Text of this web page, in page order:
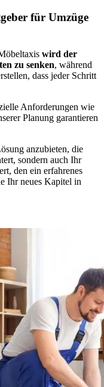
für Umzüge
wird der
zu senken, während
dass jeder Schritt
Anforderungen wie
Planung garantieren
anzubieten, die
sondern auch Ihr
den ein erfahrenes
Ihr neues Kapitel in